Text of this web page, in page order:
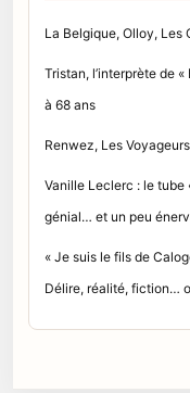
La Belgique, Olloy, Les
Tristan, l’interprète de
à 68 ans
Renwez, Les
Vanille Leclerc : le tube
génial… et un peu
« Je suis le fils de
Délire, réalité, fiction…